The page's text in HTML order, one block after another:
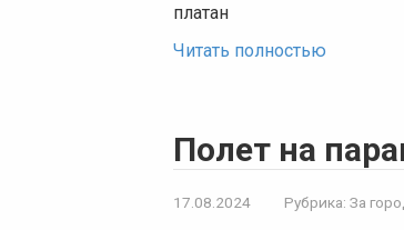
платан
Читать полностью
Полет на
17.08.2024 Рубрика: За